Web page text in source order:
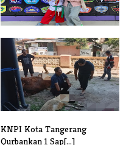
Raih Juara di Gubernur Banten
Cup 2[...]
KNPI Kota Tangerang
Qurbankan 1 Sap[...]